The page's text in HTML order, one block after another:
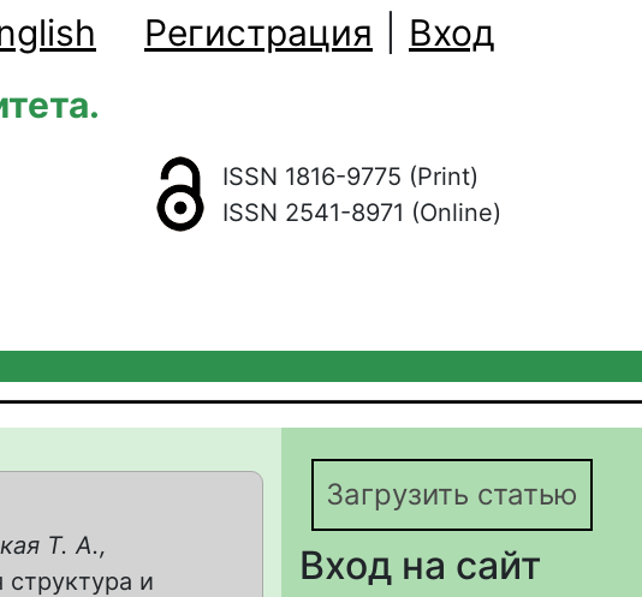
Регистрация
Вход
ISSN 1816-9775 (Print)
ISSN 2541-8971 (Online)
Т. А.,
структура и
Загрузить статью
Вход на сайт